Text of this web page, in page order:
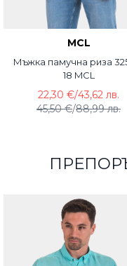
MCL
Мъжка памучна риза
18 MCL
45,50 €/88,99 лв.
22,30 €/43,62 лв.